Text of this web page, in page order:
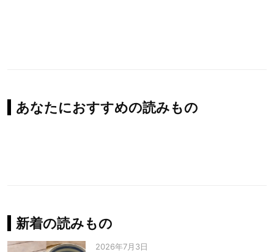
あなたにおすすめの読みもの
新着の読みもの
2026年7月3日